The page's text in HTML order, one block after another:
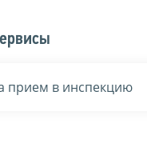
прием в инспекцию